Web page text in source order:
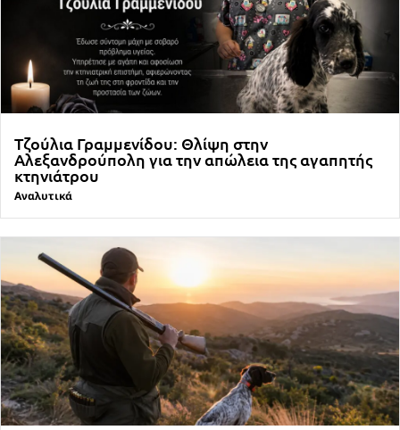
Τζούλια Γραμμενίδου: Θλίψη στην
Αλεξανδρούπολη για την απώλεια της αγαπητής
κτηνιάτρου
Αναλυτικά